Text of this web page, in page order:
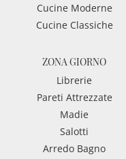
Cucine Moderne
Cucine Classiche
ZONA GIORNO
Librerie
Pareti Attrezzate
Madie
Salotti
Arredo Bagno